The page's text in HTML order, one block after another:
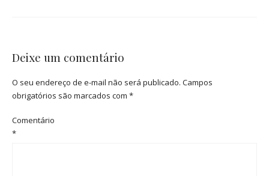
Deixe um comentário
O seu endereço de e-mail não será publicado. Campos
obrigatórios são marcados com *
Comentário
*